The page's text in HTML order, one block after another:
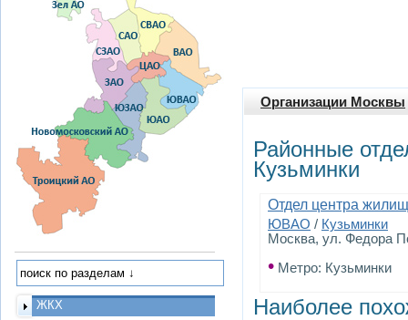
Организации Москвы
Районные
Кузьминки
Отдел центра
ЮВАО / Кузьминки
Москва, ул. Федора
• Метро: Кузьминки
Наиболее
ЖКХ